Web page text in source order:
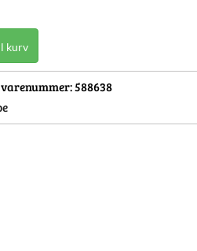
kurv
588638